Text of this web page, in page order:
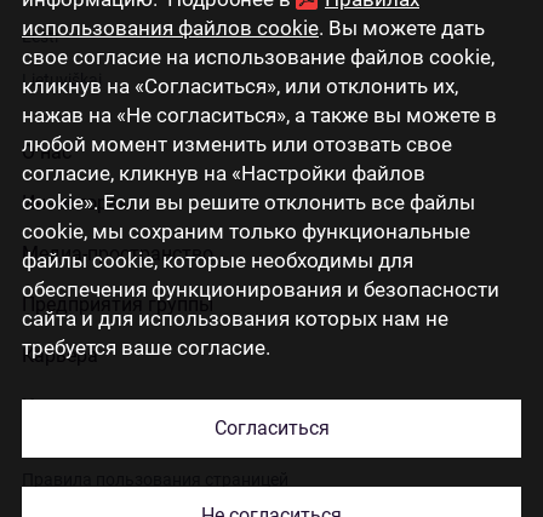
использования файлов cookie. Вы можете дать
свое согласие на использование файлов cookie,
кликнув на «Согласиться», или отклонить их,
нажав на «Не согласиться», а также вы можете в
любой момент изменить или отозвать свое
согласие, кликнув на «Настройки файлов
cookie». Если вы решите отклонить все файлы
cookie, мы сохраним только функциональные
файлы cookie, которые необходимы для
обеспечения функционирования и безопасности
сайта и для использования которых нам не
требуется ваше согласие.
Согласиться
Eesti
Lietuviškai
О нас
Инвесторам
Медиа-пространство
Предприятия группы
Карьера
Контакты